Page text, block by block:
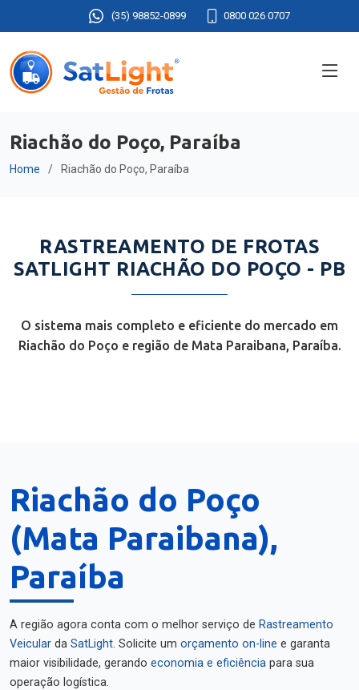
(35) 98852-0899 0800 026 0707
Riachão do Poço, Paraíba
Home Riachão do Poço, Paraíba
RASTREAMENTO DE FROTAS
SATLIGHT RIACHÃO DO POÇO - PB
O sistema mais completo e eficiente do mercado em
Riachão do Poço e região de Mata Paraibana, Paraíba.
Riachão do Poço
(Mata Paraibana),
Paraíba
A região agora conta com o melhor serviço de Rastreamento
Veicular da SatLight. Solicite um orçamento on-line e garanta
maior visibilidade, gerando economia e eficiência para sua
operação logística.